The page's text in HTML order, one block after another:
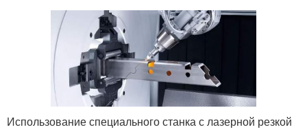
Использование специального станка с лазерной резкой